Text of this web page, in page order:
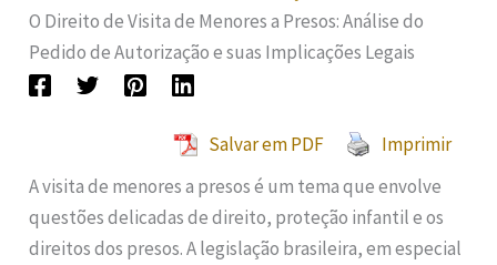
O Direito de Visita de Menores a Presos: Análise do
Pedido de Autorização e suas Implicações Legais
Salvar em PDF
Imprimir
A visita de menores a presos é um tema que envolve
questões delicadas de direito, proteção infantil e os
direitos dos presos. A legislação brasileira, em especial